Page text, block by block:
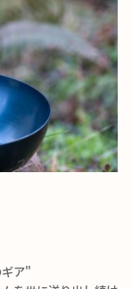
ギア"